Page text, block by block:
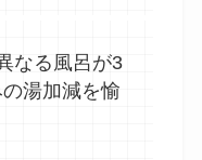
なる風呂が3
湯加減を愉